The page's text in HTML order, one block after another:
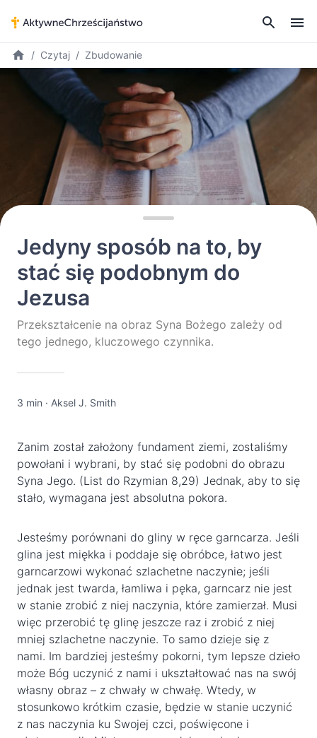
Czytaj Zbudowanie
Jedyny sposób na to, by
stać się podobnym do
Jezusa
Przekształcenie na obraz Syna Bożego zależy od
tego jednego, kluczowego czynnika.
3 min · Aksel J. Smith
Zanim został założony fundament ziemi, zostaliśmy
powołani i wybrani, by stać się podobni do obrazu
Syna Jego. (List do Rzymian 8,29) Jednak, aby to się
stało, wymagana jest absolutna pokora.
Jesteśmy porównani do gliny w ręce garncarza. Jeśli
glina jest miękka i poddaje się obróbce, łatwo jest
garncarzowi wykonać szlachetne naczynie; jeśli
jednak jest twarda, łamliwa i pęka, garncarz nie jest
w stanie zrobić z niej naczynia, które zamierzał. Musi
więc przerobić tę glinę jeszcze raz i zrobić z niej
mniej szlachetne naczynie. To samo dzieje się z
nami. Im bardziej jesteśmy pokorni, tym lepsze dzieło
może Bóg uczynić z nami i ukształtować nas na swój
własny obraz – z chwały w chwałę. Wtedy, w
stosunkowo krótkim czasie, będzie w stanie uczynić
z nas naczynia ku Swojej czci, poświęcone i